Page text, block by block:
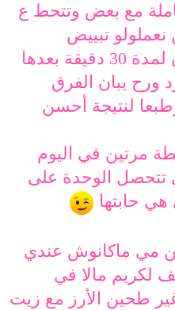
مع بعض وتتحط ع
نعملولو تبييض
ونخلو الخلطة ع المكان لمدة 30 دقيقة بعدها
ورح يبان الفرق
لنتيجة أحسن
مرتين في اليوم
تتحصل الوحدة على
هي حابتها
مي ماكانوش عندي
لكريم مالا في
طحين الأرز مع زيت